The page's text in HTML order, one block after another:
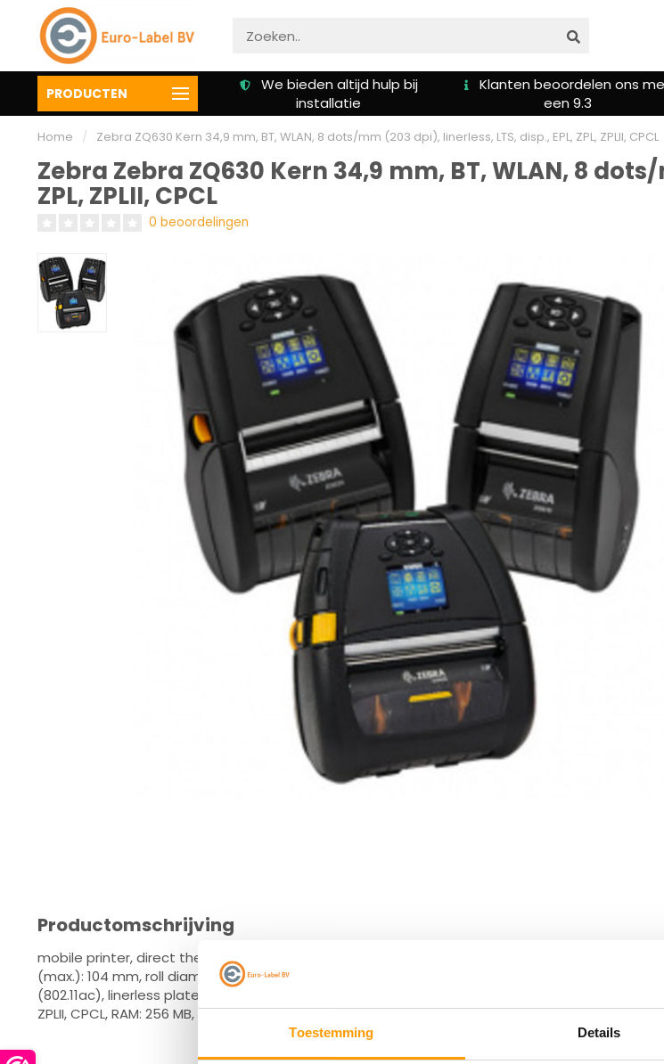
Toestemming Details
PRODUCTEN
Gratis verzending vanaf €
50,00
We bieden altijd hulp bij
installatie
Klanten beoordelen ons
een 9.3
Home / Zebra ZQ630 Kern 34,9 mm, BT, WLAN, 8 dots/mm (203 dpi), linerless, LTS, disp., EPL, ZPL, ZPLII, CPCL
Zebra Zebra ZQ630 Kern 34,9 mm, BT, WLAN, 8
ZPL, ZPLII, CPCL
0 beoordelingen
Productomschrijving
mobile printer, direct thermal, 8 dots/mm (203 dpi), media width (max.): 104 mm, print width
(max.): 104 mm, roll diameter (max.): 66mm, speed (max.): 115 mm/sec., Bluetooth, Wi-Fi
(802.11ac), linerless platen, Label Taken Sensor, display, Black Mark Sensor, Gap Sensor, EPL, ZPL,
ZPLII, CPCL, RAM: 256 MB, Flash: 512 MB, incl.: belt clip, shoulder strap, battery, 6800 mAh